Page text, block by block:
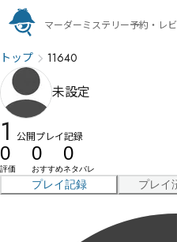
マーダーミステリー予約・レ
トップ 11640
未設定
1 公開プレイ記録
0
評価
0
おすすめ
0
ネタバレ
プレイ記録 プレイ